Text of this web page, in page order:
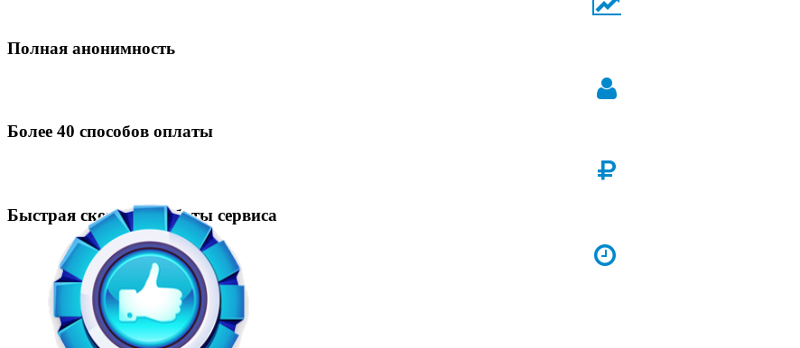
Полная анонимность
Более 40 способов оплаты
Быстрая скорость работы сервиса